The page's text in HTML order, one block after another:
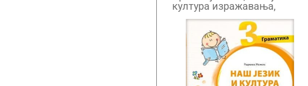
култура изражавања,
Граматика за трећи разред